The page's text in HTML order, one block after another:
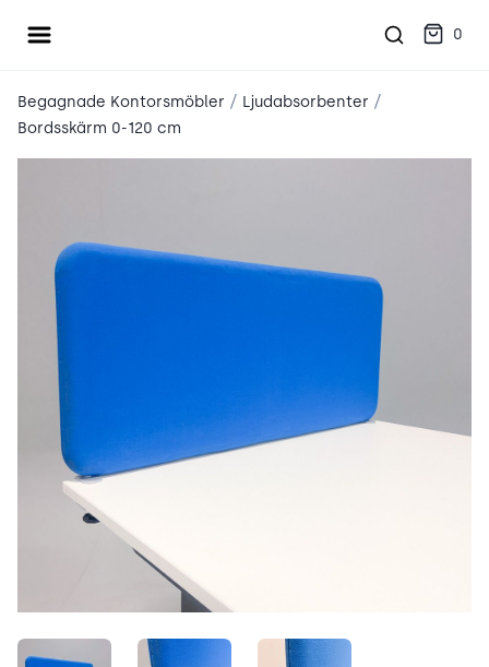
Öppna meny 0
Begagnade Kontorsmöbler / Ljudabsorbenter /
Bordsskärm 0-120 cm
_WF3vNgw1ziM.jpeg6bCsycBJnBCK.jpegJhY8DBgir51J.jpeg